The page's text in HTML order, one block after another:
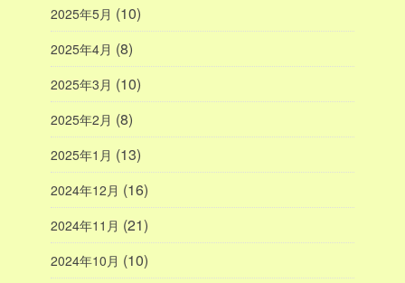
2025年5月 (10)
2025年4月 (8)
2025年3月 (10)
2025年2月 (8)
2025年1月 (13)
2024年12月 (16)
2024年11月 (21)
2024年10月 (10)